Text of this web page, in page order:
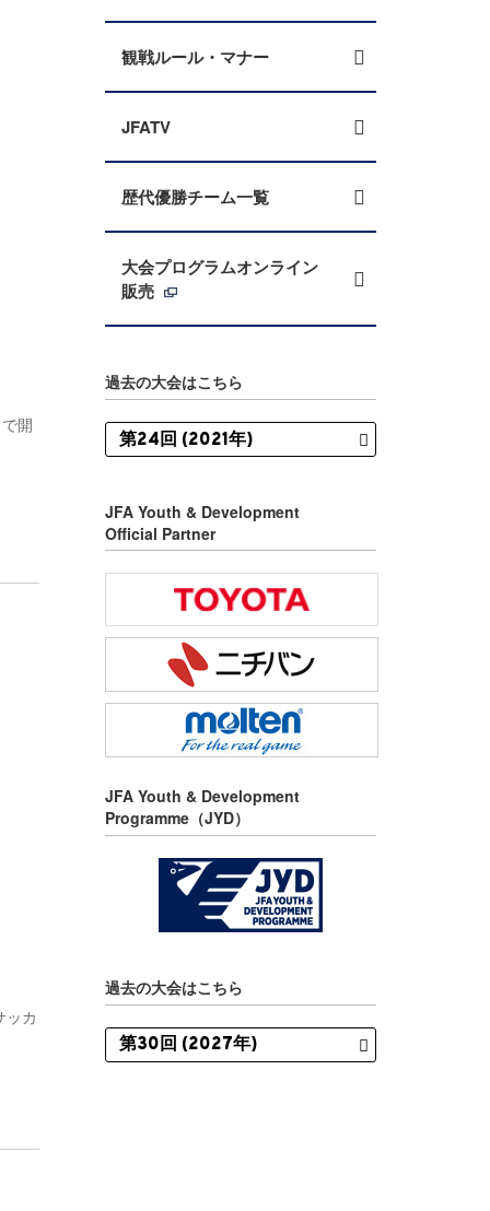
開
ッカ
観戦ルール・マナー
JFATV
歴代優勝チーム一覧
大会プログラムオンライン
販売
過去の大会はこちら
JFA Youth & Development
Official Partner
JFA Youth & Development
Programme（JYD）
過去の大会はこちら